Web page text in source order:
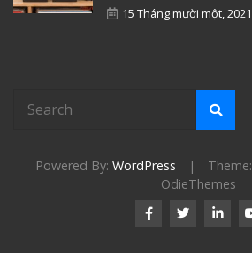
15 Tháng mười một, 2021
Powered By: WordPress | Theme:
OdieThemes